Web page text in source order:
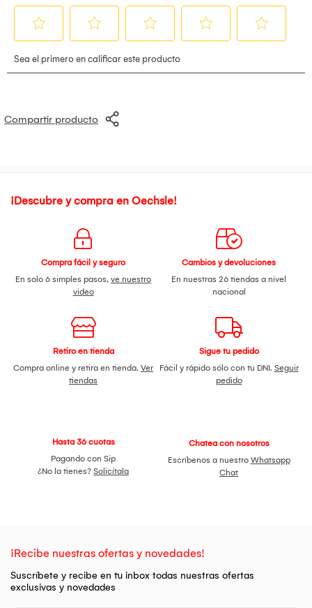
Compartir producto
¡Descubre y compra en Oechsle!
Compra fácil y seguro
En solo 6 simples pasos, ve nuestro
video
Cambios y devoluciones
En nuestras 26 tiendas a nivel
nacional
Retiro en tienda
Compra online y retira en tienda. Ver
tiendas
Sigue tu pedido
Fácil y rápido sólo con tu DNI. Seguir
pedido
Hasta 36 cuotas
Pagando con Sip
¿No la tienes? Solicítala
Chatea con nosotros
Escríbenos a nuestro Whatsapp
Chat
¡Recibe nuestras ofertas y novedades!
Suscríbete y recibe en tu inbox todas nuestras ofertas
exclusivas y novedades